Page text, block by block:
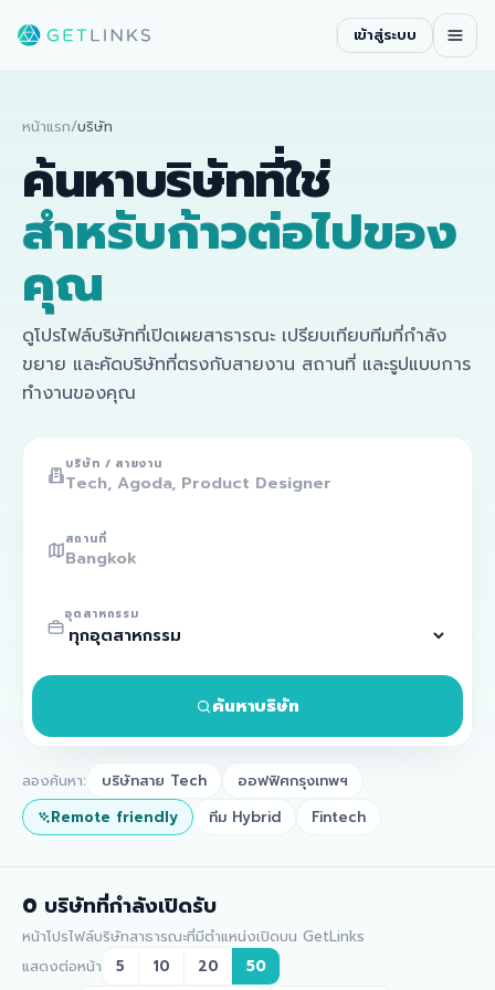
เข้าสู่ระบบ
หน้าแรก/บริษัท
ค้นหาบริษัทที่ใช่
สำหรับก้าวต่อไปของ
คุณ
ดูโปรไฟล์บริษัทที่เปิดเผยสาธารณะ เปรียบเทียบทีมที่กำลัง
ขยาย และคัดบริษัทที่ตรงกับสายงาน สถานที่ และรูปแบบการ
ทำงานของคุณ
บริษัท / สายงาน
สถานที่
อุตสาหกรรม
ค้นหาบริษัท
ลองค้นหา: บริษัทสาย Tech
ออฟฟิศกรุงเทพฯ
Remote friendly
ทีม Hybrid Fintech
0 บริษัทที่กำลังเปิดรับ
หน้าโปรไฟล์บริษัทสาธารณะที่มีตำแหน่งเปิดบน GetLinks
แสดงต่อหน้า
5 10 20 50